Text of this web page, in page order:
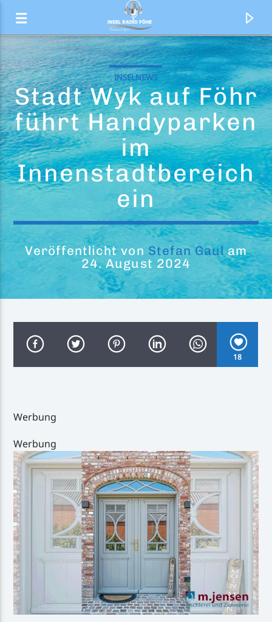
Smalltown Boy
Gus F feat. Jimmy Somerville
Inselradio Föhr
INSELNEWS
Stadt Wyk auf Föhr
führt Handyparken
im
Innenstadtbereich
ein
Veröffentlicht von Stefan Gaulam
24. August 2024
18
Werbung
Werbung